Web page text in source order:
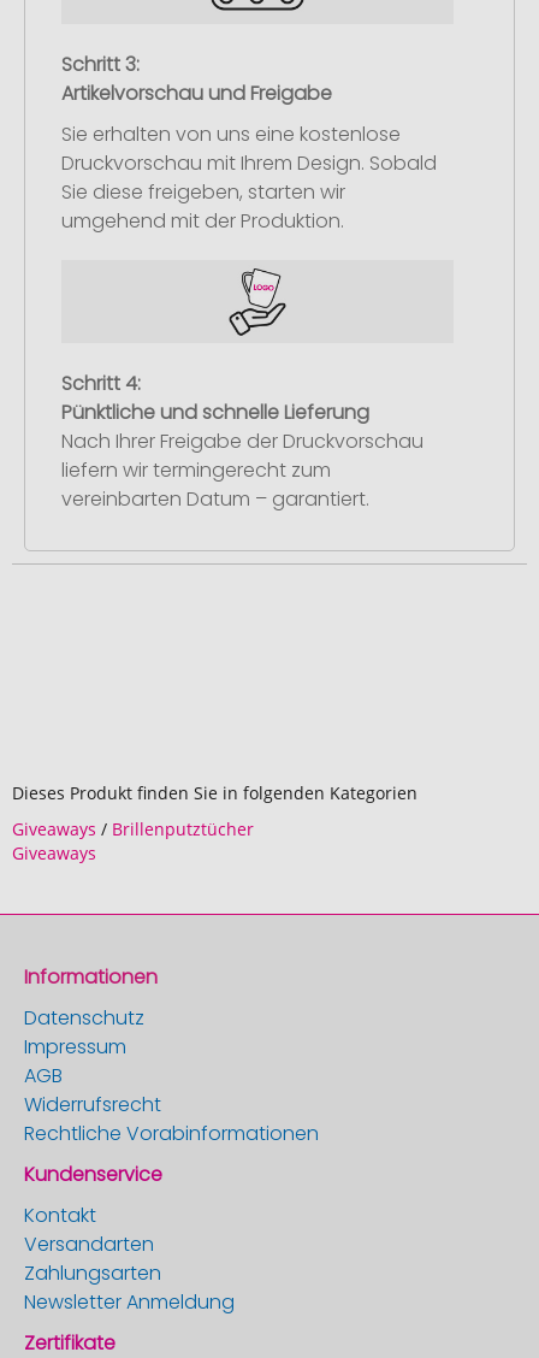
Schritt 3:
Artikelvorschau und Freigabe
Sie erhalten von uns eine kostenlose
Druckvorschau mit Ihrem Design. Sobald
Sie diese freigeben, starten wir
umgehend mit der Produktion.
Schritt 4:
Pünktliche und schnelle Lieferung
Nach Ihrer Freigabe der Druckvorschau
liefern wir termingerecht zum
vereinbarten Datum – garantiert.
Dieses Produkt finden Sie in folgenden Kategorien
Giveaways / Brillenputztücher
Giveaways
Informationen
Datenschutz
Impressum
AGB
Widerrufsrecht
Rechtliche Vorabinformationen
Kundenservice
Kontakt
Versandarten
Zahlungsarten
Newsletter Anmeldung
Zertifikate